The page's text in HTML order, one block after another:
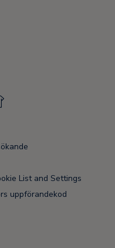
N
w
F
List and Settings
uppförandekod